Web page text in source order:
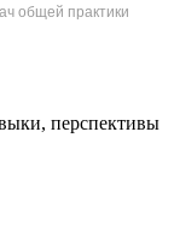
общей практики